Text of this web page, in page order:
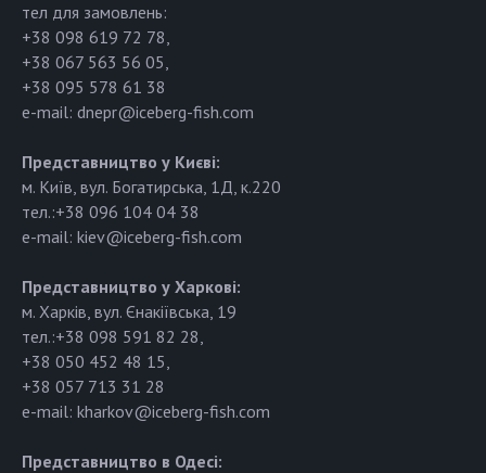
тел для замовлень:
+38 098 619 72 78,
+38 067 563 56 05,
+38 095 578 61 38
e-mail: dnepr@iceberg-fish.com
Представництво у Києві:
м. Київ, вул. Богатирська, 1Д, к.220
тел.:+38 096 104 04 38
e-mail: kiev@iceberg-fish.com
Представництво у Харкові:
м. Харків, вул. Єнакіївська, 19
тел.:+38 098 591 82 28,
+38 050 452 48 15,
+38 057 713 31 28
e-mail: kharkov@iceberg-fish.com
Представництво в Одесі: